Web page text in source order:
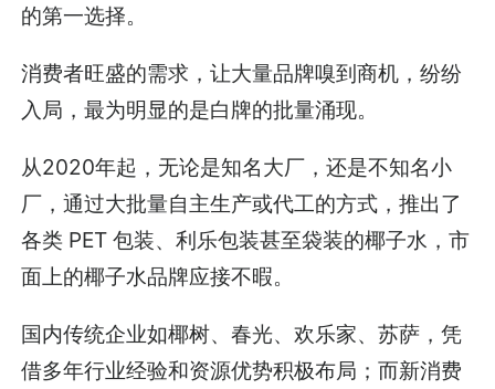
的第一选择。
消费者旺盛的需求，让大量品牌嗅到商机，纷纷
入局，最为明显的是白牌的批量涌现。
从2020年起，无论是知名大厂，还是不知名小
厂，通过大批量自主生产或代工的方式，推出了
各类 PET 包装、利乐包装甚至袋装的椰子水，市
面上的椰子水品牌应接不暇。
国内传统企业如椰树、春光、欢乐家、苏萨，凭
借多年行业经验和资源优势积极布局；而新消费